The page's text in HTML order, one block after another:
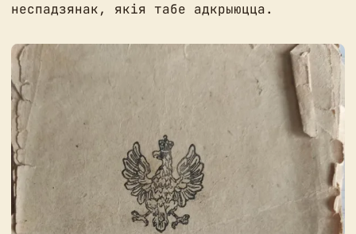
неспадзянак, якія табе адкрыюцца.